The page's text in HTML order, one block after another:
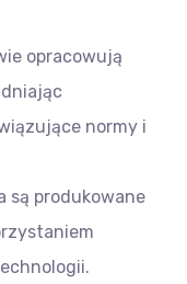
opracowują
normy i
są produkowane